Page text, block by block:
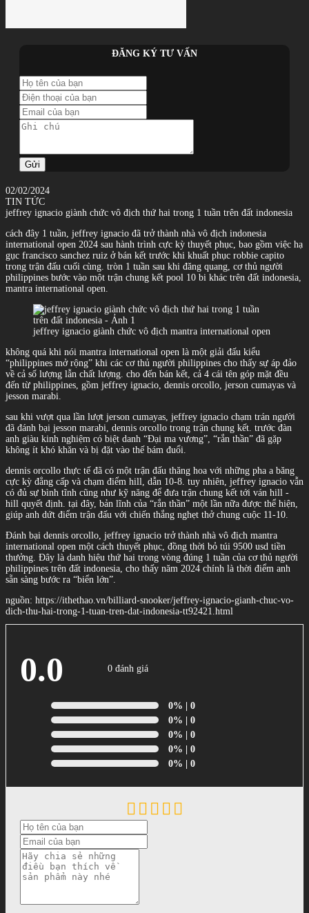
ĐĂNG KÝ TƯ VẤN
Gửi
02/02/2024
TIN TỨC
jeffrey ignacio giành chức vô địch thứ hai trong 1 tuần trên đất indonesia
cách đây 1 tuần, jeffrey ignacio đã trở thành nhà vô địch indonesia
international open 2024 sau hành trình cực kỳ thuyết phục, bao gồm việc hạ
gục francisco sanchez ruiz ở bán kết trước khi khuất phục robbie capito
trong trận đấu cuối cùng. tròn 1 tuần sau khi đăng quang, cơ thủ người
philippines bước vào một trận chung kết pool 10 bi khác trên đất indonesia,
mantra international open.
jeffrey ignacio giành chức vô địch mantra international open
không quá khi nói mantra international open là một giải đấu kiểu
“philippines mở rộng” khi các cơ thủ người philippines cho thấy sự áp đảo
về cả số lượng lẫn chất lượng. cho đến bán kết, cả 4 cái tên góp mặt đều
đến từ philippines, gồm jeffrey ignacio, dennis orcollo, jerson cumayas và
jesson marabi.
sau khi vượt qua lần lượt jerson cumayas, jeffrey ignacio chạm trán người
đã đánh bại jesson marabi, dennis orcollo trong trận chung kết. trước đàn
anh giàu kinh nghiệm có biệt danh “Đại ma vương”, “rắn thần” đã gặp
không ít khó khăn và bị đặt vào thế bám đuổi.
dennis orcollo thực tế đã có một trận đấu thăng hoa với những pha a băng
cực kỳ đẳng cấp và chạm điểm hill, dẫn 10-8. tuy nhiên, jeffrey ignacio vẫn
có đủ sự bình tĩnh cũng như kỹ năng để đưa trận chung kết tới ván hill -
hill quyết định. tại đây, bản lĩnh của “rắn thần” một lần nữa được thể hiện,
giúp anh dứt điểm trận đấu với chiến thắng nghẹt thở chung cuộc 11-10.
Đánh bại dennis orcollo, jeffrey ignacio trở thành nhà vô địch mantra
international open một cách thuyết phục, đồng thời bỏ túi 9500 usd tiền
thưởng. Đây là danh hiệu thứ hai trong vòng đúng 1 tuần của cơ thủ người
philippines trên đất indonesia, cho thấy năm 2024 chính là thời điểm anh
sẵn sàng bước ra “biển lớn”.
nguồn: https://ithethao.vn/billiard-snooker/jeffrey-ignacio-gianh-chuc-vo-
dich-thu-hai-trong-1-tuan-tren-dat-indonesia-tt92421.html
0.0 0 đánh giá
0% | 0
0% | 0
0% | 0
0% | 0
0% | 0